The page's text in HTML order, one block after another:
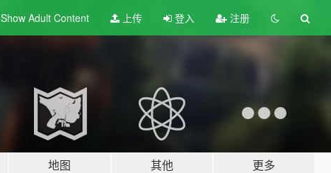
Show Adult Content 上传 登入 注册
地图 其他 更多